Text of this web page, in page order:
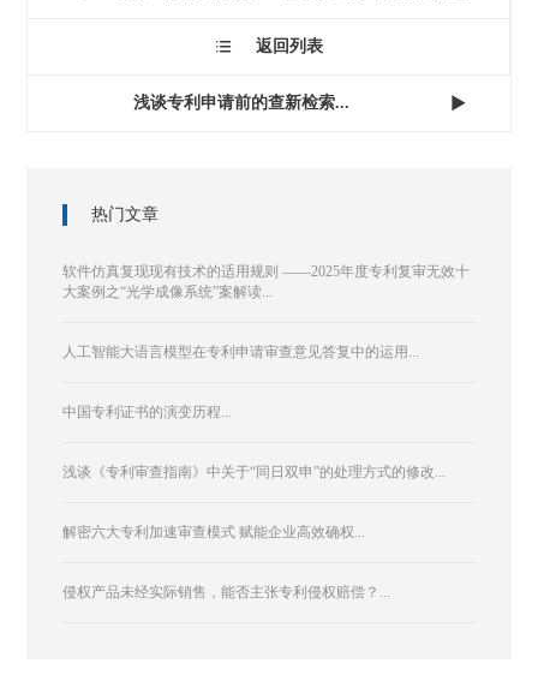
 返回列表
浅谈专利申请前的查新检索... 
热门文章
软件仿真复现现有技术的适用规则 ——2025年度专利复审无效十
大案例之“光学成像系统”案解读...
人工智能大语言模型在专利申请审查意见答复中的运用...
中国专利证书的演变历程...
浅谈《专利审查指南》中关于“同日双申”的处理方式的修改...
解密六大专利加速审查模式 赋能企业高效确权...
侵权产品未经实际销售，能否主张专利侵权赔偿？...